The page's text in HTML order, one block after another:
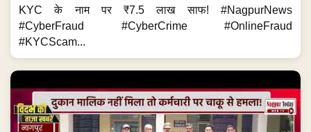
KYC के नाम पर ₹7.5 लाख साफ! #NagpurNews
#CyberFraud #CyberCrime #OnlineFraud
#KYCScam...